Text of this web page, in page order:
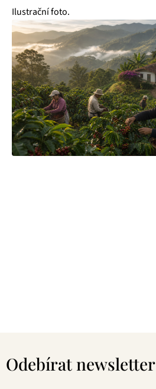
Ilustrační foto.
Odebírat newsletter